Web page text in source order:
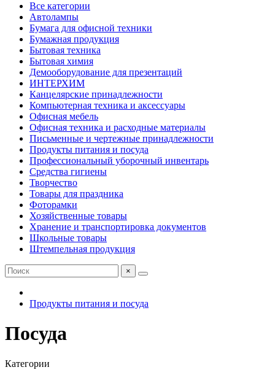
Все категории
Автолампы
Бумага для офисной техники
Бумажная продукция
Бытовая техника
Бытовая химия
Демооборудование для презентаций
ИНТЕРХИМ
Канцелярские принадлежности
Компьютерная техника и аксессуары
Офисная мебель
Офисная техника и расходные материалы
Письменные и чертежные принадлежности
Продукты питания и посуда
Профессиональный уборочный инвентарь
Средства гигиены
Творчество
Товары для праздника
Фоторамки
Хозяйственные товары
Хранение и транспортировка документов
Школьные товары
Штемпельная продукция
×
Продукты питания и посуда
Посуда
Категории